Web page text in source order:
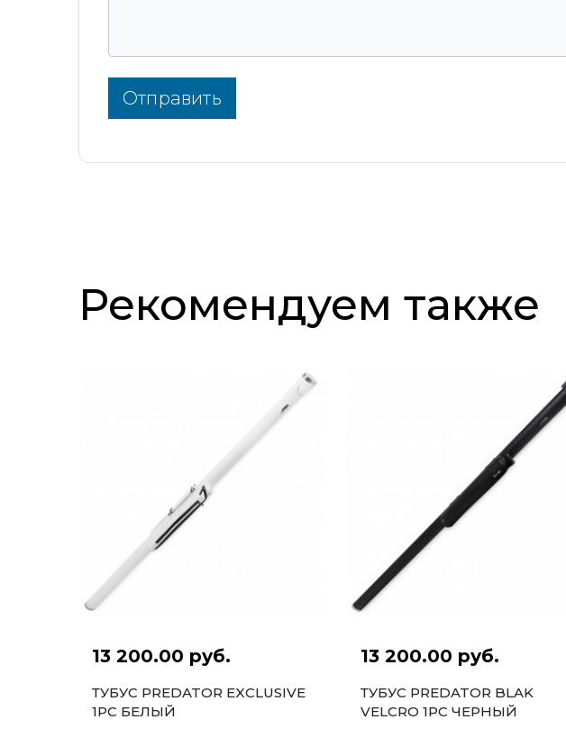
Отправить
Рекомендуем также
13 200.00 руб.
ТУБУС PREDATOR EXCLUSIVE
1PC БЕЛЫЙ
13 200.00 руб.
ТУБУС PREDATOR BLAK
VELCRO 1PC ЧЕРНЫЙ